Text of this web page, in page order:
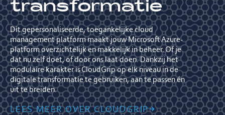
transformatie
Dit gepersonaliseerde, toegankelijke cloud
management platform maakt jouw Microsoft Azure-
platform overzichtelijk en makkelijk in beheer. Of je
dat nu zelf doet, of door ons laat doen. Dankzij het
modulaire karakter is CloudGrip op elk niveau in de
digitale transformatie te gebruiken, aan te passen én
uit te breiden.
LEES MEER OVER CLOUDGRIP